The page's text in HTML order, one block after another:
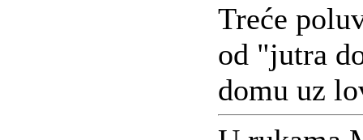
Treće
od "jutra
domu uz